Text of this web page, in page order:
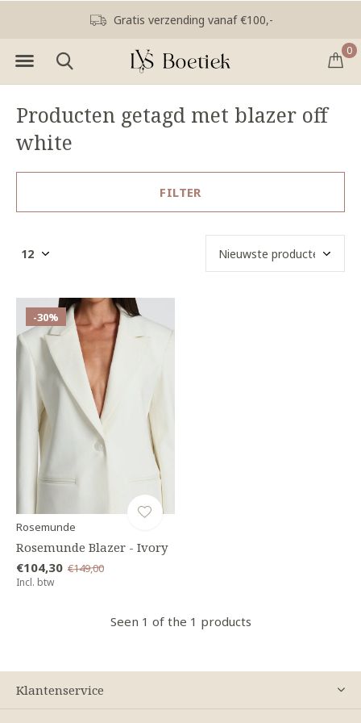
0
Gratis verzending vanaf €100,-
Producten getagd met blazer off
white
FILTER
-30%
Rosemunde
Rosemunde Blazer - Ivory
€104,30 €149,00
Incl. btw
Seen 1 of the 1 products
Klantenservice